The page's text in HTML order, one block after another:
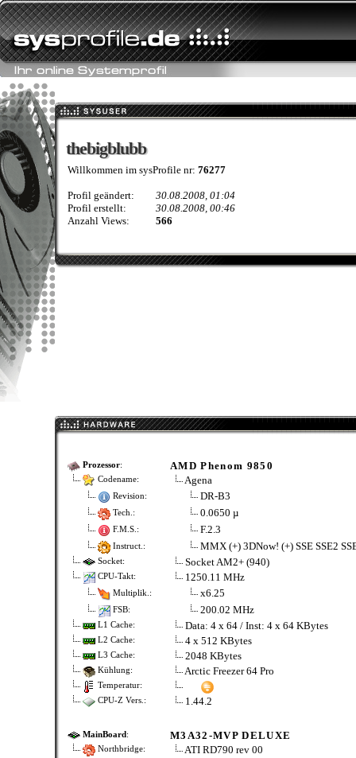
thebigblubb
thebigblubb
Willkommen im sysProfile nr: 76277
Profil geändert:
30.08.2008, 01:04
Profil erstellt:
30.08.2008, 00:46
Anzahl Views:
566
Prozessor: AMD Phenom 9850
Codename: Agena
Revision: DR-B3
Tech.: 0.0650 µ
F.M.S.: F.2.3
Instruct.: MMX (+) 3DNow! (+) SSE SSE2
Socket: Socket AM2+ (940)
CPU-Takt: 1250.11 MHz
Multiplik.: x6.25
FSB: 200.02 MHz
L1 Cache: Data: 4 x 64 / Inst: 4 x 64 KBytes
L2 Cache: 4 x 512 KBytes
L3 Cache: 2048 KBytes
Kühlung: Arctic Freezer 64 Pro
Temperatur:
CPU-Z Vers.:
1.44.2
MainBoard: M3A32-MVP DELUXE
Northbridge: ATI RD790 rev 00